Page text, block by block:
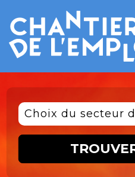
Choix du secteur